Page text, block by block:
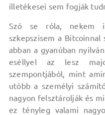
illetékesei sem fogják
Szó se róla, nekem
szkepszisem a
abban a gyanúban
eséllyel az lesz
szempontjából, mint
utóbb a személyi
nagyon felsztárolják és
ez tényleg valami